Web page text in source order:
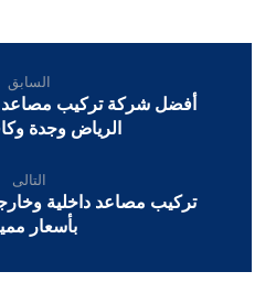
السابق
أفضل شركة تركيب مصاعد
الرياض وجدة
التالى
تركيب مصاعد داخلية
بأسعار